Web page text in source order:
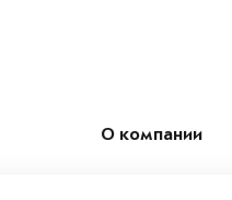
О компании